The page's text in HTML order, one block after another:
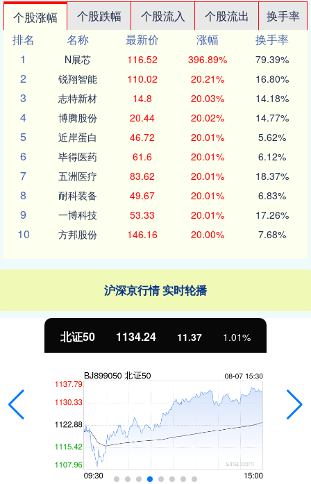
个股涨幅 个股跌幅 个股流入 个股流出
换手率
排名
名称 最新价 涨幅
换手率
1
N展芯 116.52 396.89% 79.39%
2 锐翔智能 110.02 20.21% 16.80%
3 志特新材 14.8 20.03% 14.18%
4 博腾股份 20.44 20.02% 14.77%
5 近岸蛋白 46.72 20.01% 5.62%
6 毕得医药 61.6 20.01% 6.12%
7 五洲医疗 83.62 20.01% 18.37%
8 耐科装备 49.67 20.01% 6.83%
9 一博科技 53.33 20.01% 17.26%
10 方邦股份 146.16 20.00% 7.68%
沪深京行情 实时轮播
北证50 1134.24 11.37 1.01%